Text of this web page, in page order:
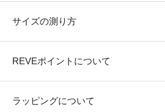
サイズの測り方
REVEポイントについて
ラッピングについて